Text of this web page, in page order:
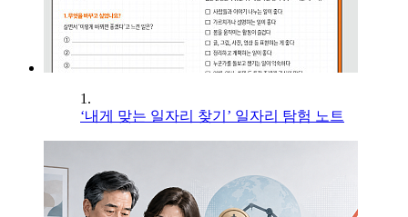
1.
‘내게 맞는 일자리 찾기’ 일자리 탐험 노트